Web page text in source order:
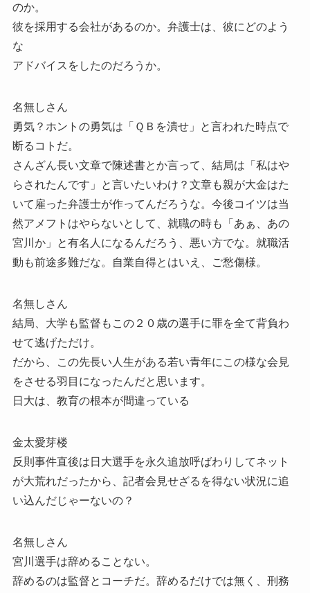
のか。
彼を採用する会社があるのか。弁護士は、彼にどのよう
な
アドバイスをしたのだろうか。
名無しさん
勇気？ホントの勇気は「ＱＢを潰せ」と言われた時点で
断るコトだ。
さんざん長い文章で陳述書とか言って、結局は「私はや
らされたんです」と言いたいわけ？文章も親が大金はた
いて雇った弁護士が作ってんだろうな。今後コイツは当
然アメフトはやらないとして、就職の時も「あぁ、あの
宮川か」と有名人になるんだろう、悪い方でな。就職活
動も前途多難だな。自業自得とはいえ、ご愁傷様。
名無しさん
結局、大学も監督もこの２０歳の選手に罪を全て背負わ
せて逃げただけ。
だから、この先長い人生がある若い青年にこの様な会見
をさせる羽目になったんだと思います。
日大は、教育の根本が間違っている
金太愛芽楼
反則事件直後は日大選手を永久追放呼ばわりしてネット
が大荒れだったから、記者会見せざるを得ない状況に追
い込んだじゃーないの？
名無しさん
宮川選手は辞めることない。
辞めるのは監督とコーチだ。辞めるだけでは無く、刑務